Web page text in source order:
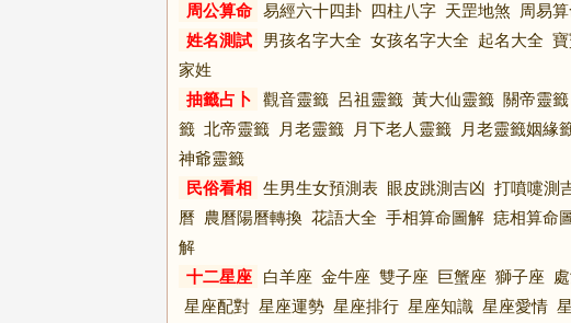
周公算命 易經六十四卦 四柱八字 天罡地煞 周易
姓名測試
男孩名字大全 女孩名字大全 起名大全
家姓
抽籤占卜
觀音靈籤 呂祖靈籤 黃大仙靈籤 關帝靈籤
籤 北帝靈籤 月老靈籤 月下老人靈籤 月老靈籤姻緣
神爺靈籤
民俗看相
生男生女預測表 眼皮跳測吉凶 打噴嚏測
曆 農曆陽曆轉換 花語大全 手相算命圖解 痣相算命
解
十二星座
白羊座 金牛座 雙子座 巨蟹座 獅子座
星座配對 星座運勢 星座排行 星座知識 星座愛情